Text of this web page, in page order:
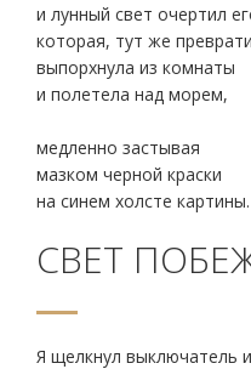
и лунный свет очертил
которая, тут же
выпорхнула из комнаты
и полетела над морем,
медленно застывая
мазком черной краски
на синем холсте картины.
СВЕТ
Я щелкнул выключатель